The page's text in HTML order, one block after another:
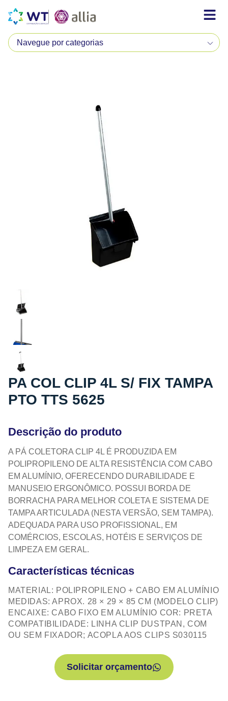
PA COL CLIP 4L S/ FIX TAMPA
PTO TTS 5625
Descrição do produto
A PÁ COLETORA CLIP 4L É PRODUZIDA EM
POLIPROPILENO DE ALTA RESISTÊNCIA COM CABO
EM ALUMÍNIO, OFERECENDO DURABILIDADE E
MANUSEIO ERGONÔMICO. POSSUI BORDA DE
BORRACHA PARA MELHOR COLETA E SISTEMA DE
TAMPA ARTICULADA (NESTA VERSÃO, SEM TAMPA).
ADEQUADA PARA USO PROFISSIONAL, EM
COMÉRCIOS, ESCOLAS, HOTÉIS E SERVIÇOS DE
LIMPEZA EM GERAL.
Características técnicas
MATERIAL: POLIPROPILENO + CABO EM ALUMÍNIO
MEDIDAS: APROX. 28 × 29 × 85 CM (MODELO CLIP)
ENCAIXE: CABO FIXO EM ALUMÍNIO COR: PRETA
COMPATIBILIDADE: LINHA CLIP DUSTPAN, COM
OU SEM FIXADOR; ACOPLA AOS CLIPS S030115
Solicitar orçamento